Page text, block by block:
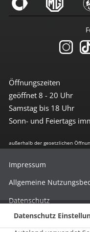
Öffnungszeiten
geöffnet 8 - 20 Uhr
Samstag bis 18 Uhr
Sonn- und Feiertags
außerhalb der gesetzlichen
Impressum
Allgemeine
Datenschutz
Hinweisgebersystem
Datenschutz